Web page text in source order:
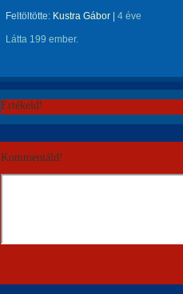
Feltöltötte: Kustra Gábor 4 éve
Látta 199 ember.
Értékeld!
Kommentáld!